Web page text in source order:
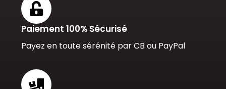
Paiement 100% Sécurisé
Payez en toute sérénité par CB ou PayPal